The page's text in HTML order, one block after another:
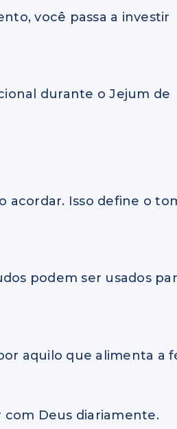
você passa a investir
durante o Jejum de
acordar. Isso define o
podem ser usados
aquilo que alimenta a
com Deus diariamente.